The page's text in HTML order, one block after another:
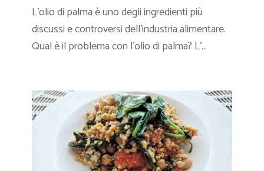
L’olio di palma è uno degli ingredienti più
discussi e controversi dell’industria alimentare.
Qual è il problema con l’olio di palma? L’...